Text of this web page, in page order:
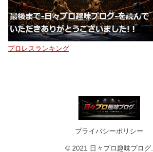
プロレスランキング
プライバシーポリシー
© 2021 日々プロ趣味ブログ.